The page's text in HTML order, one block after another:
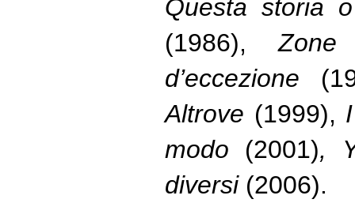
Questa storia o
(1986),
d’eccezione
Altrove (1999),
modo (2001),
diversi (2006).